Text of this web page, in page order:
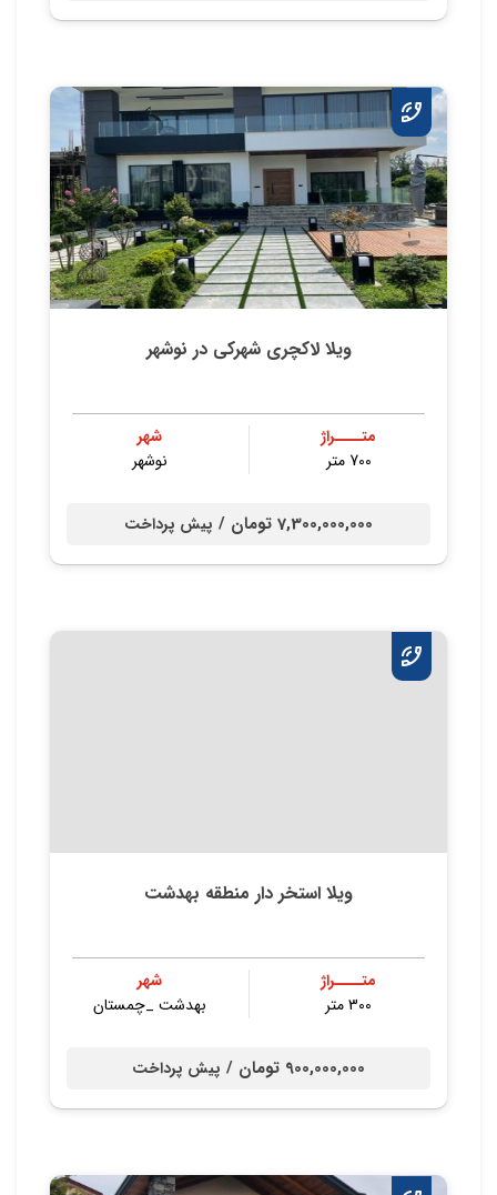
ویلا لاکچری شهرکی در نوشهر
متــــراژ
700 متر
شهر
نوشهر
7,300,000,000 تومان / پیش پرداخت
ویلا استخر دار منطقه بهدشت
متــــراژ
300 متر
شهر
بهدشت _چمستان
900,000,000 تومان / پیش پرداخت